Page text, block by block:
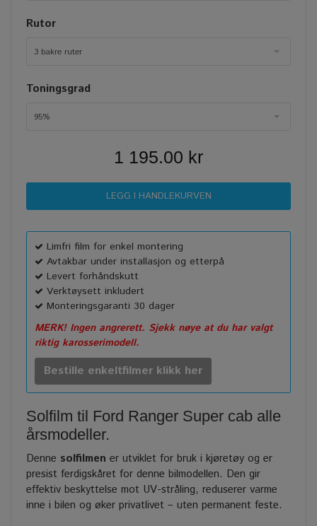
Rutor
3 bakre ruter
Toningsgrad
95%
1 195.00 kr
Limfri film for enkel montering
Avtakbar under installasjon og etterpå
Levert forhåndskutt
Verktøysett inkludert
Monteringsgaranti 30 dager
MERK! Ingen angrerett. Sjekk nøye at du har valgt
riktig karosserimodell.
Bestille enkeltfilmer klikk her
Solfilm til Ford Ranger Super cab alle
årsmodeller.
Denne solfilmen er utviklet for bruk i kjøretøy og er
presist ferdigskåret for denne bilmodellen. Den gir
effektiv beskyttelse mot UV-stråling, reduserer varme
inne i bilen og øker privatlivet – uten permanent feste.